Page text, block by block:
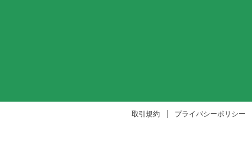
取引規約 プライバシーポリシー